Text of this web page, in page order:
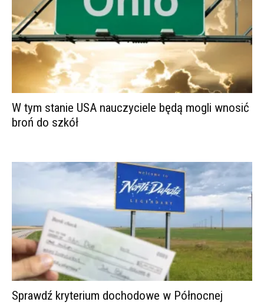
W tym stanie USA nauczyciele będą mogli wnosić
broń do szkół
Sprawdź kryterium dochodowe w Północnej